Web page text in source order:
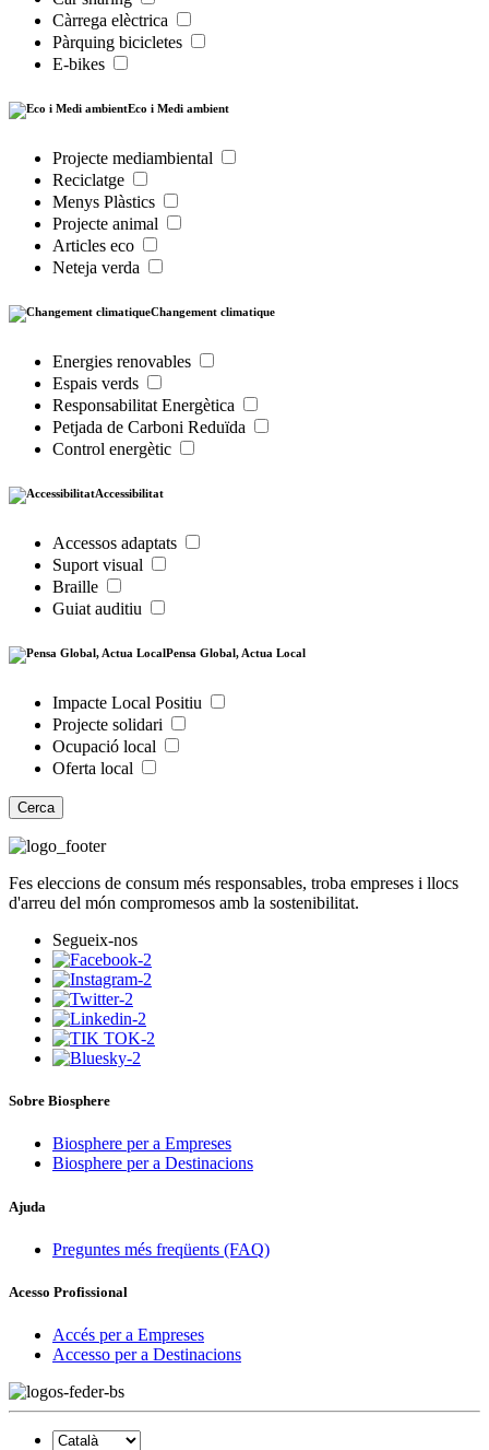
Càrrega elèctrica
Pàrquing bicicletes
E-bikes
Eco i Medi ambient
Projecte mediambiental
Reciclatge
Menys Plàstics
Projecte animal
Articles eco
Neteja verda
Changement climatique
Energies renovables
Espais verds
Responsabilitat Energètica
Petjada de Carboni Reduïda
Control energètic
Accessibilitat
Accessos adaptats
Suport visual
Braille
Guiat auditiu
Pensa Global, Actua Local
Impacte Local Positiu
Projecte solidari
Ocupació local
Oferta local
Cerca
Fes eleccions de consum més responsables, troba empreses i llocs
d'arreu del món compromesos amb la sostenibilitat.
Segueix-nos
Sobre Biosphere
Biosphere per a Empreses
Biosphere per a Destinacions
Ajuda
Preguntes més freqüents (FAQ)
Acesso Profissional
Accés per a Empreses
Accesso per a Destinacions